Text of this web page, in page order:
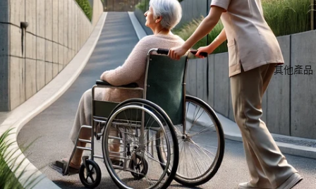
其他產品